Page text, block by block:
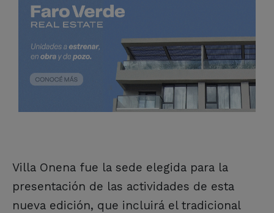
Villa Onena fue la sede elegida para la
presentación de las actividades de esta
nueva edición, que incluirá el tradicional